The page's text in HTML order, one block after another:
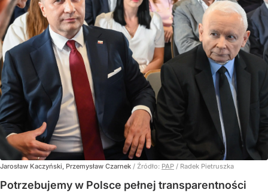
Jarosław Kaczyński, Przemysław Czarnek / Źródło: PAP / Radek Pietruszka
Potrzebujemy w Polsce pełnej transparentności